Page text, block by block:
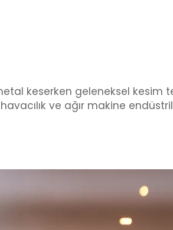
keserken geleneksel kesim
ve ağır makine